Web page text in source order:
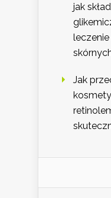
jak
Jak